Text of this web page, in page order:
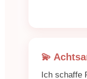
💫
Ich schaffe